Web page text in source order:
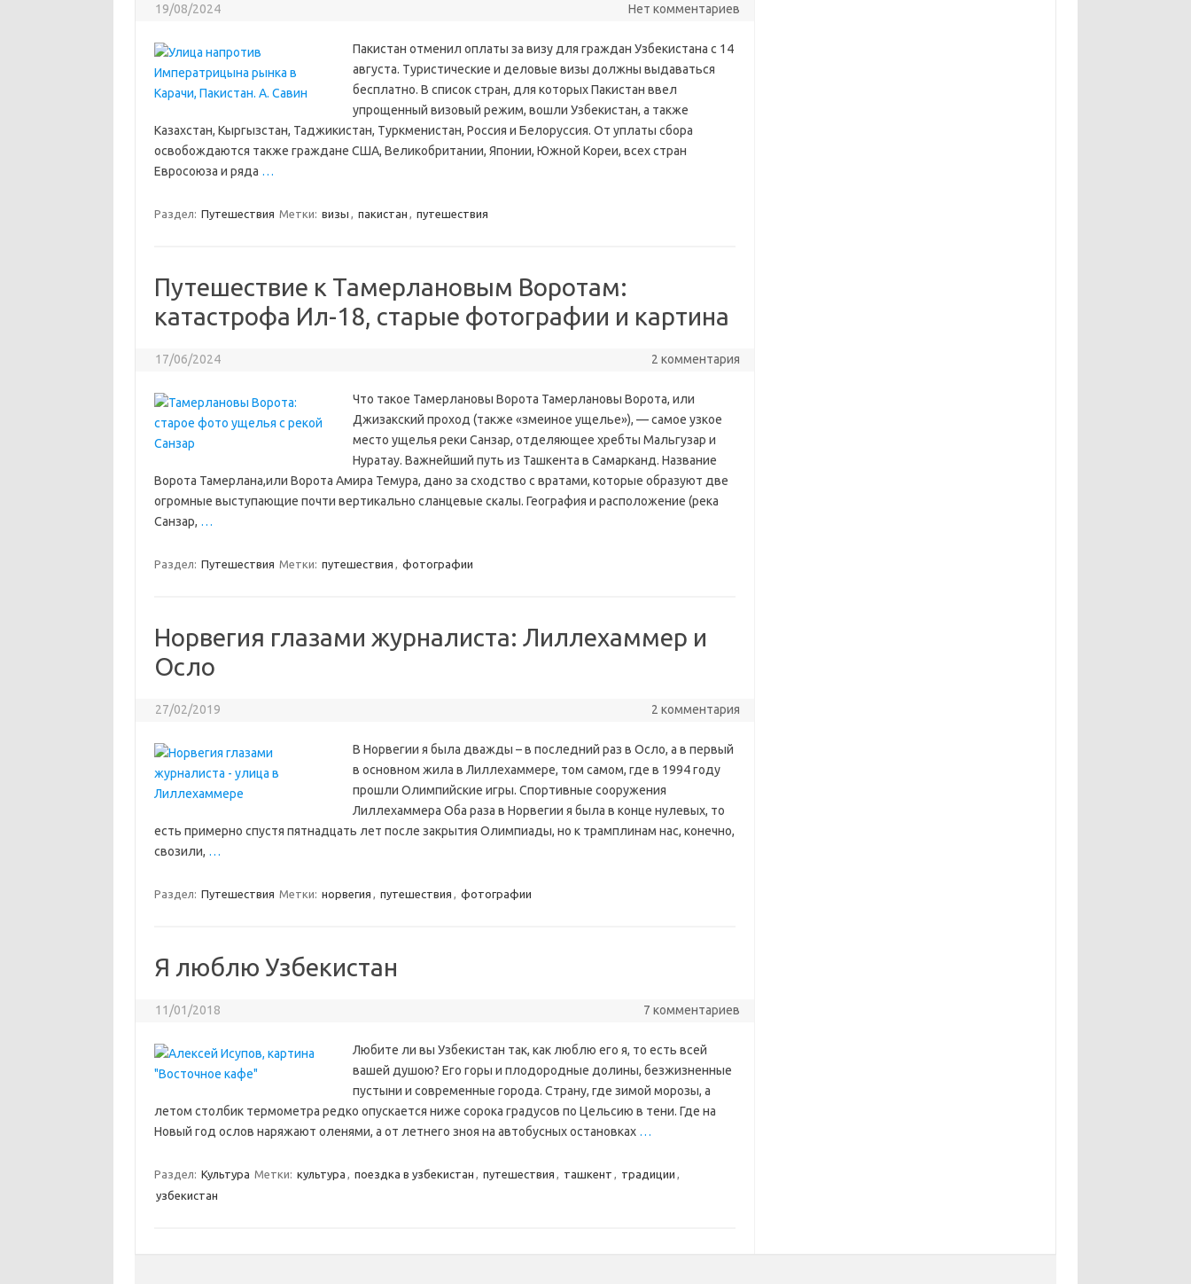
19/08/2024 Нет комментариев
Пакистан отменил оплаты за визу для граждан Узбекистана с 14
августа. Туристические и деловые визы должны выдаваться
бесплатно. В список стран, для которых Пакистан ввел
упрощенный визовый режим, вошли Узбекистан, а также
Казахстан, Кыргызстан, Таджикистан, Туркменистан, Россия и Белоруссия. От уплаты сбора
освобождаются также граждане США, Великобритании, Японии, Южной Кореи, всех стран
Евросоюза и ряда …
Раздел: Путешествия Метки: визы , пакистан , путешествия
Путешествие к Тамерлановым Воротам:
катастрофа Ил-18, старые фотографии и картина
17/06/2024 2 комментария
Что такое Тамерлановы Ворота Тамерлановы Ворота, или
Джизакский проход (также «змеиное ущелье»), — самое узкое
место ущелья реки Санзар, отделяющее хребты Мальгузар и
Нуратау. Важнейший путь из Ташкента в Самарканд. Название
Ворота Тамерлана,или Ворота Амира Темура, дано за сходство с вратами, которые образуют две
огромные выступающие почти вертикально сланцевые скалы. География и расположение (река
Санзар, …
Раздел: Путешествия Метки: путешествия , фотографии
Норвегия глазами журналиста: Лиллехаммер и
Осло
27/02/2019 2 комментария
В Норвегии я была дважды – в последний раз в Осло, а в первый
в основном жила в Лиллехаммере, том самом, где в 1994 году
прошли Олимпийские игры. Спортивные сооружения
Лиллехаммера Оба раза в Норвегии я была в конце нулевых, то
есть примерно спустя пятнадцать лет после закрытия Олимпиады, но к трамплинам нас, конечно,
свозили, …
Раздел: Путешествия Метки: норвегия , путешествия , фотографии
Я люблю Узбекистан
11/01/2018 7 комментариев
Любите ли вы Узбекистан так, как люблю его я, то есть всей
вашей душою? Его горы и плодородные долины, безжизненные
пустыни и современные города. Страну, где зимой морозы, а
летом столбик термометра редко опускается ниже сорока градусов по Цельсию в тени. Где на
Новый год ослов наряжают оленями, а от летнего зноя на автобусных остановках …
Раздел: Культура Метки: культура , поездка в узбекистан , путешествия , ташкент , традиции ,
узбекистан